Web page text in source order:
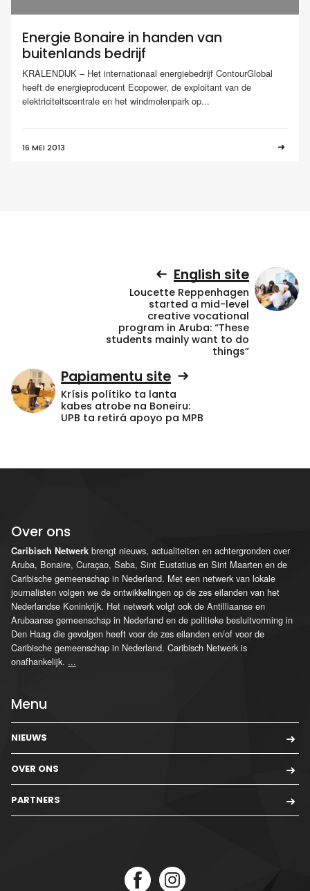
Energie Bonaire in handen van
buitenlands bedrijf
KRALENDIJK – Het internationaal energiebedrijf ContourGlobal
heeft de energieproducent Ecopower, de exploitant van de
elektriciteitscentrale en het windmolenpark op...
16 MEI 2013
English site
Loucette Reppenhagen
started a mid-level
creative vocational
program in Aruba: “These
students mainly want to do
things”
Papiamentu site
Krísis polítiko ta lanta
kabes atrobe na Boneiru:
UPB ta retirá apoyo pa MPB
Over ons
Caribisch Netwerk brengt nieuws, actualiteiten en achtergronden over
Aruba, Bonaire, Curaçao, Saba, Sint Eustatius en Sint Maarten en de
Caribische gemeenschap in Nederland. Met een netwerk van lokale
journalisten volgen we de ontwikkelingen op de zes eilanden van het
Nederlandse Koninkrijk. Het netwerk volgt ook de Antilliaanse en
Arubaanse gemeenschap in Nederland en de politieke besluitvorming in
Den Haag die gevolgen heeft voor de zes eilanden en/of voor de
Caribische gemeenschap in Nederland. Caribisch Netwerk is
onafhankelijk. ...
Menu
NIEUWS
OVER ONS
PARTNERS